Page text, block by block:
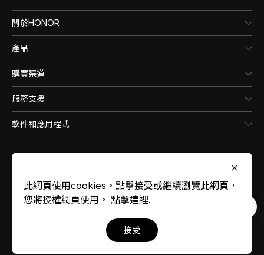
*此容量為標稱電池容量。每部手機的
略低於此標稱電池容量。
種類
鋰離子聚合物電池
支援 15W
*實際充電功率可能會因不同使用情境
關於HONOR
產品
購買渠道
服務支援
軟件和應用程式
Hong Kong, China (繁體中文)
私隱政策
此網頁使用cookies。點擊接受或繼續瀏覽此網頁，
您將授權網頁使用。 點擊這裡.
接受